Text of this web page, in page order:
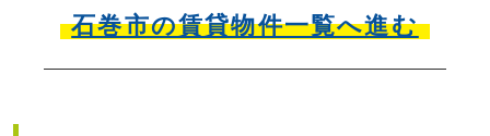
石巻市の賃貸物件一覧へ進む